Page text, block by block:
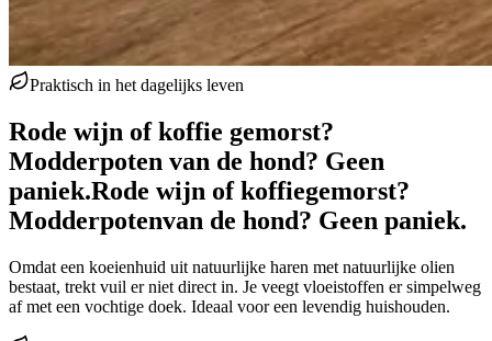
Praktisch in het dagelijks leven
Rode wijn of koffie gemorst?
Modderpoten van de hond? Geen
paniek.Rode wijn of koffiegemorst?
Modderpotenvan de hond? Geen paniek.
Omdat een koeienhuid uit natuurlijke haren met natuurlijke olien
bestaat, trekt vuil er niet direct in. Je veegt vloeistoffen er simpelweg
af met een vochtige doek. Ideaal voor een levendig huishouden.